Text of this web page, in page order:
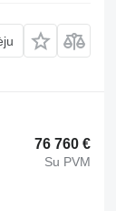
76 760 €
Su PVM